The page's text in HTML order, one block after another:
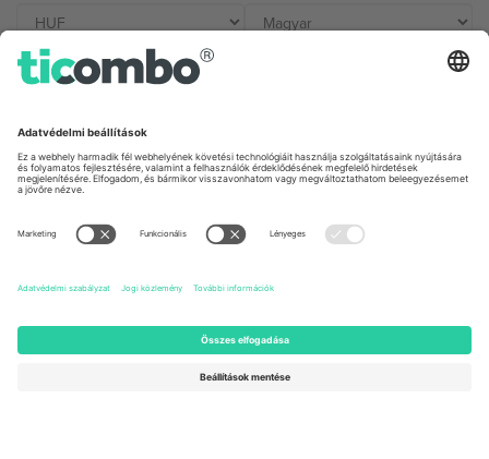
Germany
Unter den Linden 24, 10117
Berlin, Germany
United Kingdom
167 City Road, London, Greater
Newark, Delaware 19713, United
States
Engelberg, Switzerland